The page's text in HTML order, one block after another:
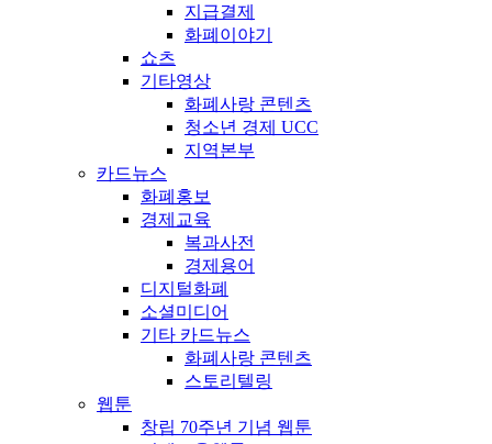
지급결제
화폐이야기
쇼츠
기타영상
화폐사랑 콘텐츠
청소년 경제 UCC
지역본부
카드뉴스
화폐홍보
경제교육
복과사전
경제용어
디지털화폐
소셜미디어
기타 카드뉴스
화폐사랑 콘텐츠
스토리텔링
웹툰
창립 70주년 기념 웹툰